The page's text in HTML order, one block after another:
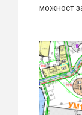
можност